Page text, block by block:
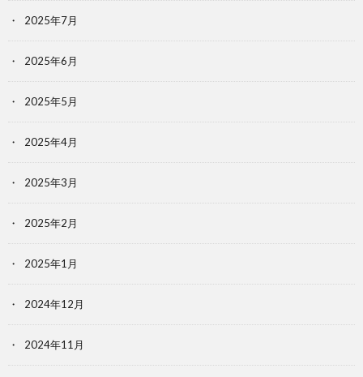
2025年7月
2025年6月
2025年5月
2025年4月
2025年3月
2025年2月
2025年1月
2024年12月
2024年11月